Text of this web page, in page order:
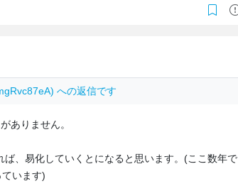
への返信です
ありません。
、易化していくとになると思います。(ここ数年で
います)